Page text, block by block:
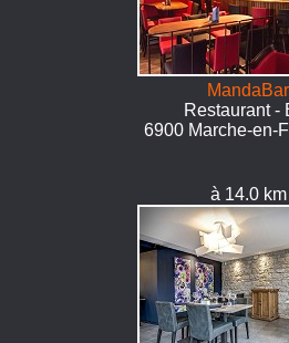
MandaBar
Restaurant -
6900 Marche-en-
à 14.0 km